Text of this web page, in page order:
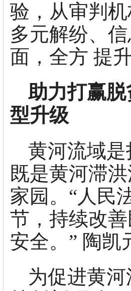
验，从审判
多元解纷、
面，全方 提
助力打赢
型升级
黄河流域
既是黄河滞
家园。“人民
节，持续改
安全。” 陶凯
为促进黄